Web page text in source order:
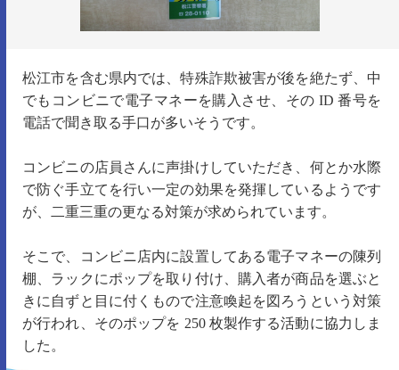
松江市を含む県内では、特殊詐欺被害が後を絶たず、中
でもコンビニで電子マネーを購入させ、その ID 番号を
電話で聞き取る手口が多いそうです。
コンビニの店員さんに声掛けしていただき、何とか水際
で防ぐ手立てを行い一定の効果を発揮しているようです
が、二重三重の更なる対策が求められています。
そこで、コンビニ店内に設置してある電子マネーの陳列
棚、ラックにポップを取り付け、購入者が商品を選ぶと
きに自ずと目に付くもので注意喚起を図ろうという対策
が行われ、そのポップを 250 枚製作する活動に協力しま
した。